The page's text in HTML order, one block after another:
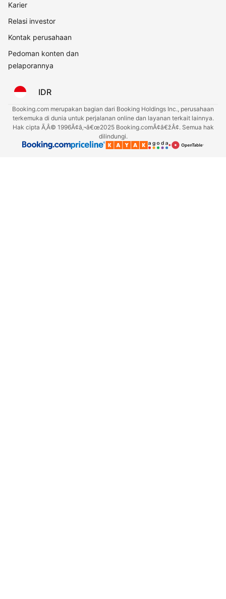
Karier
Relasi investor
Kontak perusahaan
Pedoman konten dan
pelaporannya
IDR
Booking.com merupakan bagian dari Booking Holdings Inc., perusahaan
terkemuka di dunia untuk perjalanan online dan layanan terkait lainnya.
Hak cipta Ã‚Â© 1996Ã¢â‚¬â€œ2025 Booking.comÃ¢â€žÂ¢. Semua hak
dilindungi.